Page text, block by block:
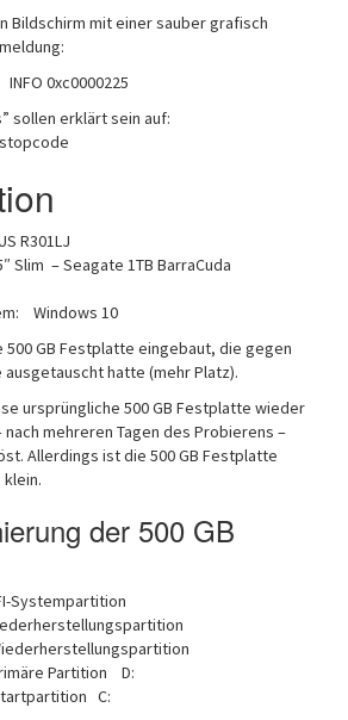
Bildschirm mit einer sauber grafisch
INFO 0xc0000225
sollen erklärt sein auf:
R301LJ
Slim – Seagate 1TB BarraCuda
Windows 10
500 GB Festplatte eingebaut, die gegen
hatte (mehr Platz).
ursprüngliche 500 GB Festplatte wieder
mehreren Tagen des Probierens –
Allerdings ist die 500 GB Festplatte
der 500 GB
Partition D:
C: